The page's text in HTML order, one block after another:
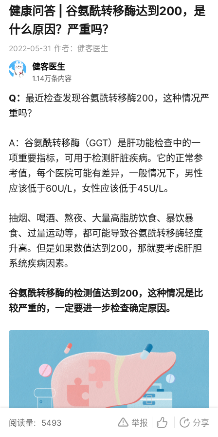
健康问答 | 谷氨酰转移酶达到200，是
什么原因？严重吗？
2022-05-31 作者：健客医生
健客医生
1.14万条内容
Q： 最近检查发现谷氨酰转移酶200，这种情况严
重吗？
A： 谷氨酰转移酶（GGT）是肝功能检查中的一
项重要指标，可用于检测肝脏疾病。它的正常参
考值，每个医院可能有差异，一般情况下，男性
应该低于60U/L，女性应该低于45U/L。
抽烟、喝酒、熬夜、大量高脂肪饮食、暴饮暴
食、过量运动等，都可能导致谷氨酰转移酶轻度
升高。但是如果数值达到200，那就要考虑肝胆
系统疾病因素。
谷氨酰转移酶的检测值达到200，这种情况是比
较严重的，一定要进一步检查确定原因。
阅读量: 5493 举报 分享